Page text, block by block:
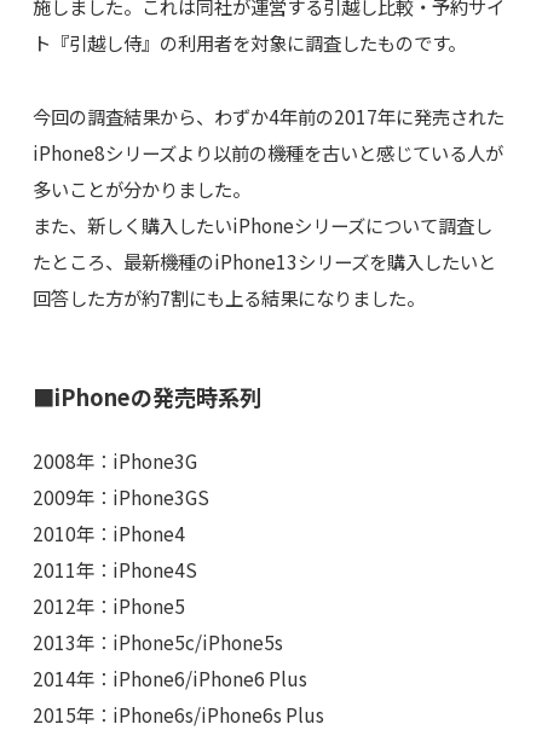
施しました。これは同社が運営する引越し比較・予約サイ
ト『引越し侍』の利用者を対象に調査したものです。
今回の調査結果から、わずか4年前の2017年に発売された
iPhone8シリーズより以前の機種を古いと感じている人が
多いことが分かりました。
また、新しく購入したいiPhoneシリーズについて調査し
たところ、最新機種のiPhone13シリーズを購入したいと
回答した方が約7割にも上る結果になりました。
■iPhoneの発売時系列
2008年：iPhone3G
2009年：iPhone3GS
2010年：iPhone4
2011年：iPhone4S
2012年：iPhone5
2013年：iPhone5c/iPhone5s
2014年：iPhone6/iPhone6 Plus
2015年：iPhone6s/iPhone6s Plus